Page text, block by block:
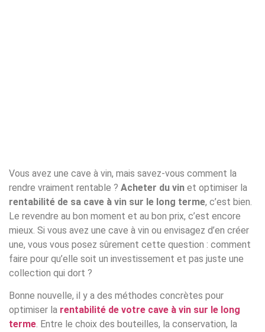
Vous avez une cave à vin, mais savez-vous comment la
rendre vraiment rentable ? Acheter du vin et optimiser la
rentabilité de sa cave à vin sur le long terme, c’est bien.
Le revendre au bon moment et au bon prix, c’est encore
mieux. Si vous avez une cave à vin ou envisagez d’en créer
une, vous vous posez sûrement cette question : comment
faire pour qu’elle soit un investissement et pas juste une
collection qui dort ?
Bonne nouvelle, il y a des méthodes concrètes pour
optimiser la rentabilité de votre cave à vin sur le long
terme. Entre le choix des bouteilles, la conservation, la